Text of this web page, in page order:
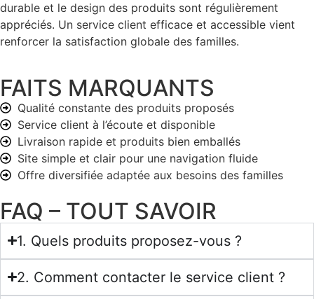
durable et le design des produits sont régulièrement
appréciés. Un service client efficace et accessible vient
renforcer la satisfaction globale des familles.
FAITS MARQUANTS
Qualité constante des produits proposés
Service client à l’écoute et disponible
Livraison rapide et produits bien emballés
Site simple et clair pour une navigation fluide
Offre diversifiée adaptée aux besoins des familles
FAQ – TOUT SAVOIR
1. Quels produits proposez-vous ?
2. Comment contacter le service client ?